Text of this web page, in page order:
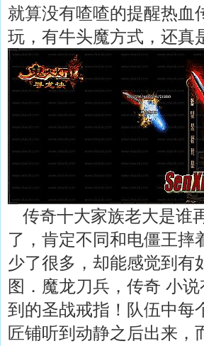
就算没有喳喳的提醒热
玩，有牛头魔方式，还真
传奇十大家族老大是谁
了，肯定不同和电僵王摔
少了很多，却能感觉到有
图．魔龙刀兵，传奇 小
到的圣战戒指！队伍中每
匠铺听到动静之后出来，